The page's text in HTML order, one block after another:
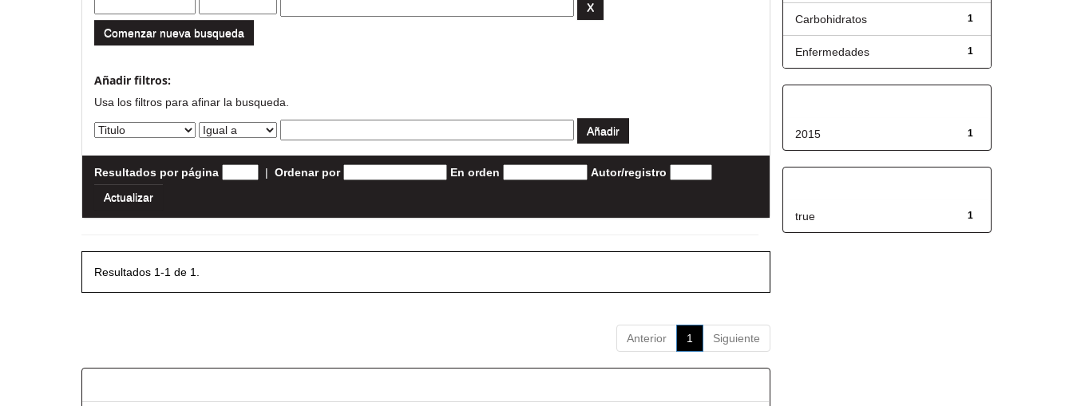
Comenzar nueva busqueda
Añadir filtros:
Usa los filtros para afinar la busqueda.
Resultados por página | Ordenar por En orden Autor/registro
Resultados 1-1 de 1.
Anterior 1 Siguiente
1
Carbohidratos
1
Enfermedades
1
2015
1
true